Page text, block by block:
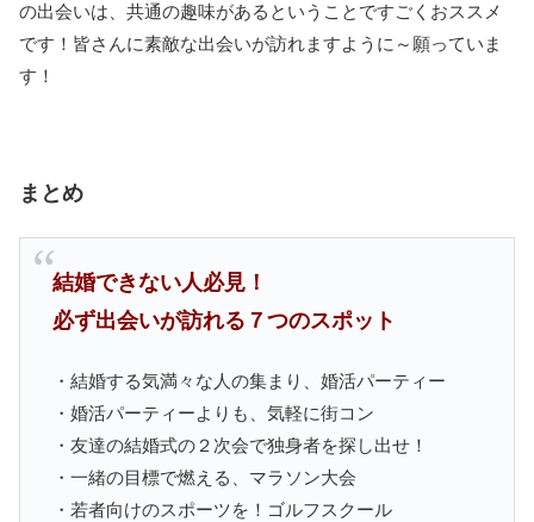
の出会いは、共通の趣味があるということですごくおススメ
です！皆さんに素敵な出会いが訪れますように～願っていま
す！
まとめ
結婚できない人必見！
必ず出会いが訪れる７つのスポット
・結婚する気満々な人の集まり、婚活パーティー
・婚活パーティーよりも、気軽に街コン
・友達の結婚式の２次会で独身者を探し出せ！
・一緒の目標で燃える、マラソン大会
・若者向けのスポーツを！ゴルフスクール